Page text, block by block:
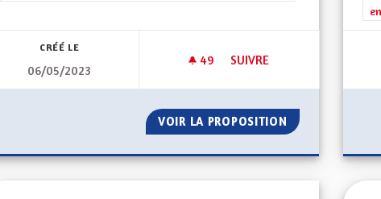
CRÉÉ LE
06/05/2023
49 49 ABONNÉS
SUIVRE
VOIR LA PROPOSITION COMPÉTENCES